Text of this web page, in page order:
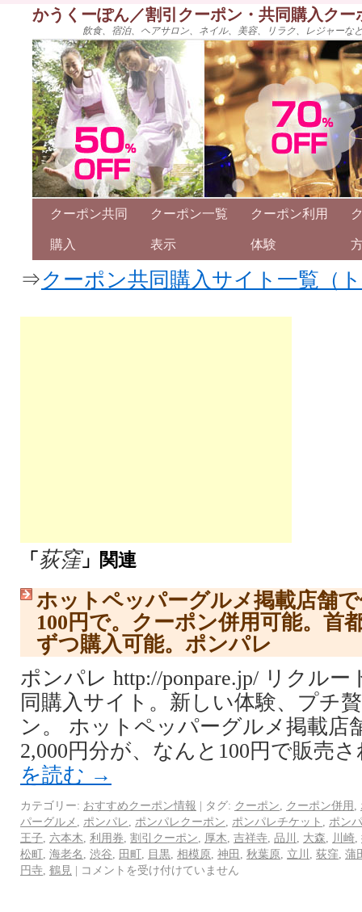
かうくーぽん／割引クーポン・共同購入ク
飲食、宿泊、ヘアサロン、ネイル、美容、リラク、レジャー
クーポン共同
購入
クーポン一覧
表示
クーポン利用
体験
⇒クーポン共同購入サイト一覧（
「 荻窪」関連
ホットペッパーグルメ掲載店舗
100円で。クーポン併用可能。首
ずつ購入可能。ポンパレ
ポンパレ http://ponpare.jp/ リクル
同購入サイト。新しい体験、プチ
ン。 ホットペッパーグルメ掲載店
2,000円分が、なんと100円で販売
を読む →
カテゴリー: おすすめクーポン情報 | タグ: クーポン クーポン併用
パーグルメ
ポンパレ ポンパレクーポン ポンパレチケット
ポン
王子
六本木 利用券 割引クーポン 厚木 吉祥寺 品川 大森 川崎
松町 海老名 渋谷 田町 目黒 相模原 神田 秋葉原 立川 荻窪 蒲
円寺 鶴見 | コメントを受け付けていません